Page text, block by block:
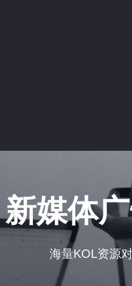
新媒体
海量KOL资源